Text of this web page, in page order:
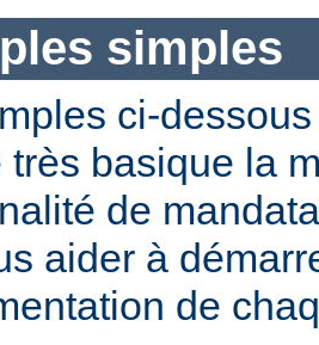
simples
ci-
très basique la
de
aider à
de